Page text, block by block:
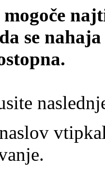
se